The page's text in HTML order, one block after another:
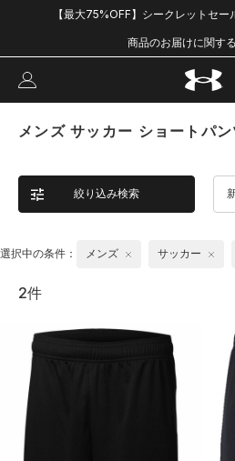
【最大75%OFF】シークレットセ
商品のお届けに関す
メンズ サッカー ショートパン
絞り込み検索
選択中の条件： メンズ サッカー
2件